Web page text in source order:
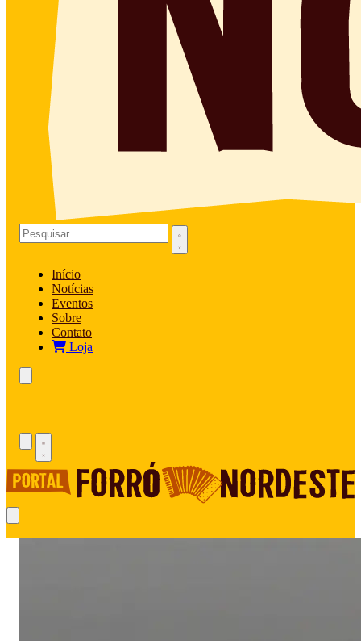
Início
Notícias
Eventos
Sobre
Contato
Loja